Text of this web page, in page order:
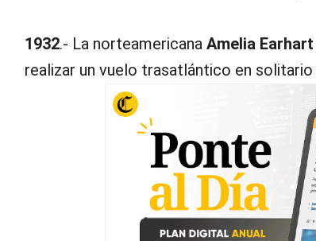
1932.- La norteamericana Amelia Earhart
realizar un vuelo trasatlántico en solitario